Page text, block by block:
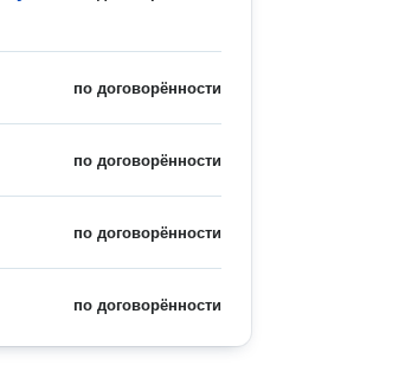
по договорённости
по договорённости
по договорённости
по договорённости